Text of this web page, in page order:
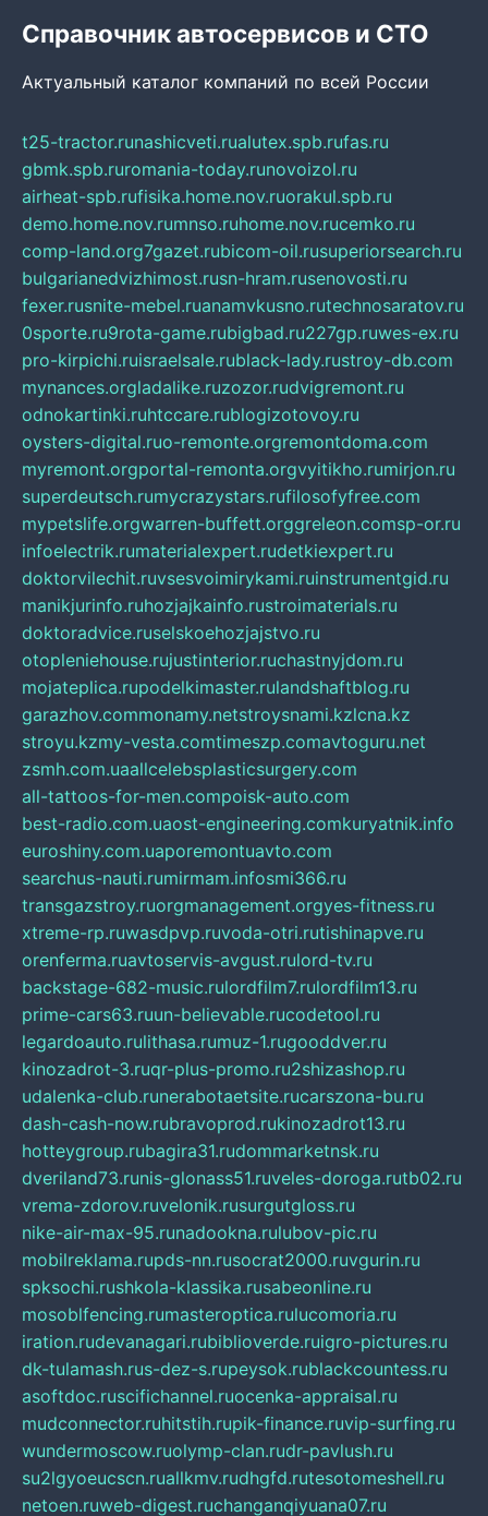
Справочник автосервисов и СТО
Актуальный каталог компаний по всей России
t25-tractor.runashicveti.rualutex.spb.rufas.ru
gbmk.spb.ruromania-today.runovoizol.ru
airheat-spb.rufisika.home.nov.ruorakul.spb.ru
demo.home.nov.rumnso.ruhome.nov.rucemko.ru
comp-land.org7gazet.rubicom-oil.rusuperiorsearch.ru
bulgarianedvizhimost.rusn-hram.rusenovosti.ru
fexer.rusnite-mebel.ruanamvkusno.rutechnosaratov.ru
0sporte.ru9rota-game.rubigbad.ru227gp.ruwes-ex.ru
pro-kirpichi.ruisraelsale.rublack-lady.rustroy-db.com
mynances.orgladalike.ruzozor.rudvigremont.ru
odnokartinki.ruhtccare.rublogizotovoy.ru
oysters-digital.ruo-remonte.orgremontdoma.com
myremont.orgportal-remonta.orgvyitikho.rumirjon.ru
superdeutsch.rumycrazystars.rufilosofyfree.com
mypetslife.orgwarren-buffett.orggreleon.comsp-or.ru
infoelectrik.rumaterialexpert.rudetkiexpert.ru
doktorvilechit.ruvsesvoimirykami.ruinstrumentgid.ru
manikjurinfo.ruhozjajkainfo.rustroimaterials.ru
doktoradvice.ruselskoehozjajstvo.ru
otopleniehouse.rujustinterior.ruchastnyjdom.ru
mojateplica.rupodelkimaster.rulandshaftblog.ru
garazhov.commonamy.netstroysnami.kzlcna.kz
stroyu.kzmy-vesta.comtimeszp.comavtoguru.net
zsmh.com.uaallcelebsplasticsurgery.com
all-tattoos-for-men.compoisk-auto.com
best-radio.com.uaost-engineering.comkuryatnik.info
euroshiny.com.uaporemontuavto.com
searchus-nauti.rumirmam.infosmi366.ru
transgazstroy.ruorgmanagement.orgyes-fitness.ru
xtreme-rp.ruwasdpvp.ruvoda-otri.rutishinapve.ru
orenferma.ruavtoservis-avgust.rulord-tv.ru
backstage-682-music.rulordfilm7.rulordfilm13.ru
prime-cars63.ruun-believable.rucodetool.ru
legardoauto.rulithasa.rumuz-1.rugooddver.ru
kinozadrot-3.ruqr-plus-promo.ru2shizashop.ru
udalenka-club.runerabotaetsite.rucarszona-bu.ru
dash-cash-now.rubravoprod.rukinozadrot13.ru
hotteygroup.rubagira31.rudommarketnsk.ru
dveriland73.runis-glonass51.ruveles-doroga.rutb02.ru
vrema-zdorov.ruvelonik.rusurgutgloss.ru
nike-air-max-95.runadookna.rulubov-pic.ru
mobilreklama.rupds-nn.rusocrat2000.ruvgurin.ru
spksochi.rushkola-klassika.rusabeonline.ru
mosoblfencing.rumasteroptica.rulucomoria.ru
iration.rudevanagari.rubiblioverde.ruigro-pictures.ru
dk-tulamash.rus-dez-s.rupeysok.rublackcountess.ru
asoftdoc.ruscifichannel.ruocenka-appraisal.ru
mudconnector.ruhitstih.rupik-finance.ruvip-surfing.ru
wundermoscow.ruolymp-clan.rudr-pavlush.ru
su2lgyoeucscn.ruallkmv.rudhgfd.rutesotomeshell.ru
netoen.ruweb-digest.ruchanganqiyuana07.ru